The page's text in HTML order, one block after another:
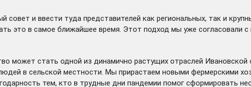
и ввести туда представителей как региональных, так и
это в самое ближайшее время. Этот подход мы уже согласовали
может стать одной из динамично растущих отраслей
в сельской местности. Мы прирастаем новыми фермерскими
тем, кто в трудные дни пандемии помог сформировать